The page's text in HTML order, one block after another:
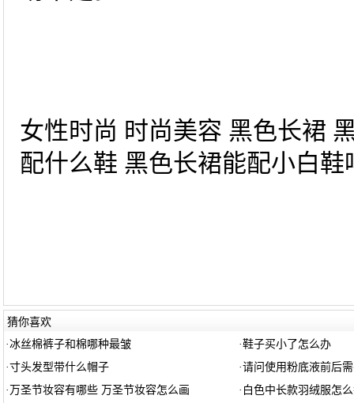
女性时尚 时尚美容 黑色长裙
配什么鞋 黑色长裙能配小白
猜你喜欢
·冰丝棉裤子和棉哪种最皱 ·鞋子买小了怎么办
·寸头发型带什么帽子 ·请问使用粉底液前后
· 万圣节妆容有哪些 万圣节妆容怎么画 · 白色中长款羽绒服怎